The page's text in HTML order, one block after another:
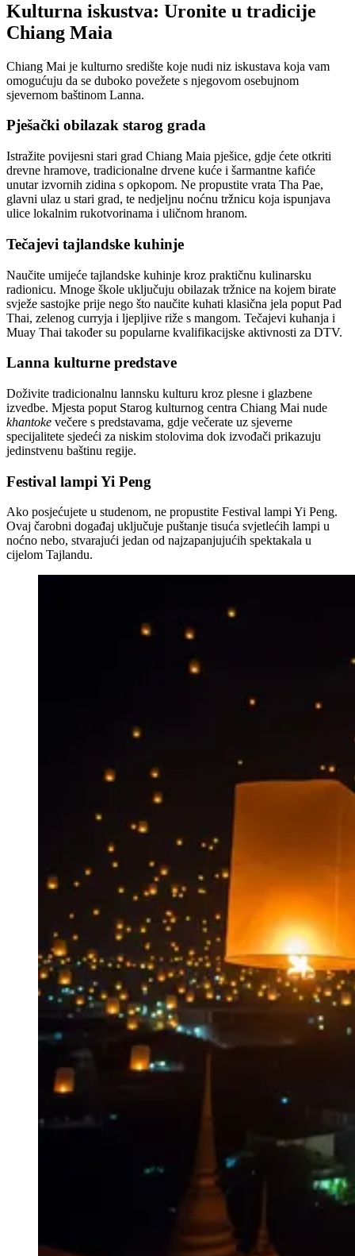
Kulturna iskustva: Uronite u tradicije
Chiang Maia
Chiang Mai je kulturno središte koje nudi niz iskustava koja vam
omogućuju da se duboko povežete s njegovom osebujnom
sjevernom baštinom Lanna.
Pješački obilazak starog grada
Istražite povijesni stari grad Chiang Maia pješice, gdje ćete otkriti
drevne hramove, tradicionalne drvene kuće i šarmantne kafiće
unutar izvornih zidina s opkopom. Ne propustite vrata Tha Pae,
glavni ulaz u stari grad, te nedjeljnu noćnu tržnicu koja ispunjava
ulice lokalnim rukotvorinama i uličnom hranom.
Tečajevi tajlandske kuhinje
Naučite umijeće tajlandske kuhinje kroz praktičnu kulinarsku
radionicu. Mnoge škole uključuju obilazak tržnice na kojem birate
svježe sastojke prije nego što naučite kuhati klasična jela poput Pad
Thai, zelenog curryja i ljepljive riže s mangom. Tečajevi kuhanja i
Muay Thai također su popularne kvalifikacijske aktivnosti za DTV.
Lanna kulturne predstave
Doživite tradicionalnu lannsku kulturu kroz plesne i glazbene
izvedbe. Mjesta poput Starog kulturnog centra Chiang Mai nude
khantoke večere s predstavama, gdje večerate uz sjeverne
specijalitete sjedeći za niskim stolovima dok izvođači prikazuju
jedinstvenu baštinu regije.
Festival lampi Yi Peng
Ako posjećujete u studenom, ne propustite Festival lampi Yi Peng.
Ovaj čarobni događaj uključuje puštanje tisuća svjetlećih lampi u
noćno nebo, stvarajući jedan od najzapanjujućih spektakala u
cijelom Tajlandu.